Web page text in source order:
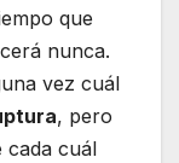
que
nunca.
vez cuál
, pero
cada cuál